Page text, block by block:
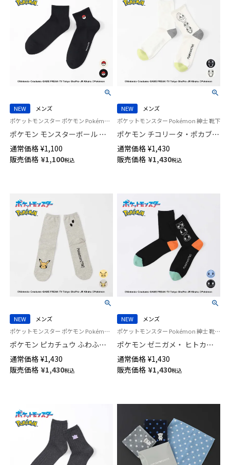
NEW
メンズ
ポケットモンスター ポケモン Pokémon 紳士 靴下 男性
ポケモン モンスターボール ワ
ンポイント ショート丈 カジュ
アル ソックス メンズ 02432202
通常価格 ¥1,100
販売価格 ¥1,100税込
NEW
メンズ
ポケットモンスター Pokémon 紳士 靴下
ポケモン チコリータ・ポカブ・
ワニノコ プリント クルー丈 カ
ジュアル ソックス メンズ
02432113
通常価格 ¥1,430
販売価格 ¥1,430税込
NEW
メンズ
ポケットモンスター ポケモン Pokémon 紳士 靴下 男性
ポケモン ピカチュウ ふわふわ
フェイス クルー丈 カジュアル
ソックス メンズ 日本製
02432112
通常価格 ¥1,430
販売価格 ¥1,430税込
NEW
メンズ
ポケットモンスター Pokémon 紳士 靴下 男性
ポケモン ゼニガメ・ ヒトカ
ゲ・ フシギダネ プリント クル
ー丈 カジュアル ソックス メン
ズ 02432110
通常価格 ¥1,430
販売価格 ¥1,430税込